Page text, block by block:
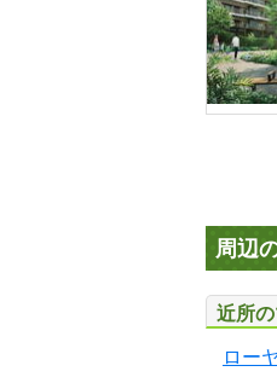
周辺
近所
ロー